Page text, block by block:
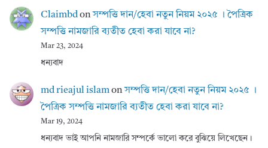
Claimbdonসম্পত্তি দান/হেবা নতুন নিয়ম ২০২৫ । পৈত্রিক
সম্পত্তি নামজারি ব্যতীত হেবা করা যাবে না?
Mar 23, 2024
ধন্যবাদ
md rieajul islamonসম্পত্তি দান/হেবা নতুন নিয়ম ২০২৫ ।
পৈত্রিক সম্পত্তি নামজারি ব্যতীত হেবা করা যাবে না?
Mar 19, 2024
ধন্যবাদ ভাই আপনি নামজারি সম্পর্কে ভালো করে বুঝিয়ে লিখেছেন।